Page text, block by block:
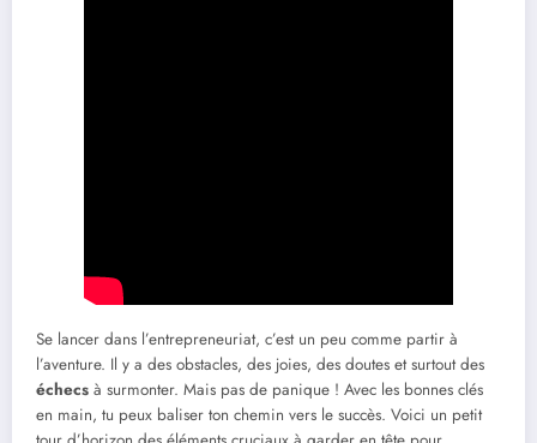
Se lancer dans l’entrepreneuriat, c’est un peu comme partir à
l’aventure. Il y a des obstacles, des joies, des doutes et surtout des
échecs à surmonter. Mais pas de panique ! Avec les bonnes clés
en main, tu peux baliser ton chemin vers le succès. Voici un petit